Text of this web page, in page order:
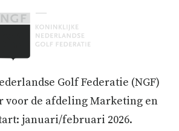
Golf Federatie (NGF)
voor de afdeling Marketing en
januari/februari 2026.